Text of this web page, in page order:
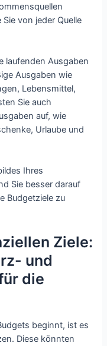
von jeder Quelle
laufenden Ausgaben
Ausgaben wie
Lebensmittel,
Sie auch
auf, wie
Urlaube und
Ihres
Sie besser darauf
Budgetziele zu
Ziele:
und
die
beginnt, ist es
Diese könnten